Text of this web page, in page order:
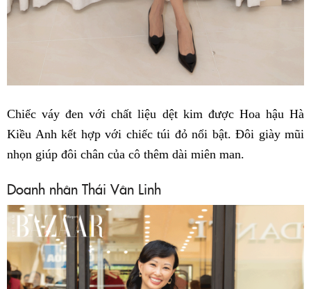
Chiếc váy đen với chất liệu dệt kim được Hoa hậu Hà
Kiều Anh kết hợp với chiếc túi đỏ nổi bật. Đôi giày mũi
nhọn giúp đôi chân của cô thêm dài miên man.
Doanh nhân Thái Vân Linh